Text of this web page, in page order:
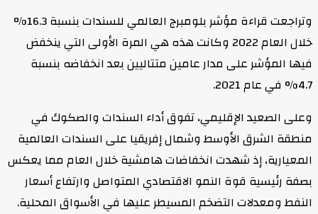
وتراجعت قراءة مؤشر بلومبرج العالمي للسندات بنسبة 16.3%
خلال العام 2022 وكانت هذه هي المرة الأولى التي ينخفض
فيها المؤشر على مدار عامين متتاليين بعد انخفاضه بنسبة
4.7% في عام 2021.
وعلى الصعيد الإقليمي، تفوق أداء السندات والصكوك في
منطقة الشرق الأوسط وشمال إفريقيا على السندات العالمية
المعيارية، إذ شهدت انخفاضات هامشية خلال العام مما يعكس
بصفة رئيسية قوة النمو الاقتصادي المتواصل وارتفاع أسعار
النفط ومعدلات التضخم المسيطر عليها في الأسواق المحلية.